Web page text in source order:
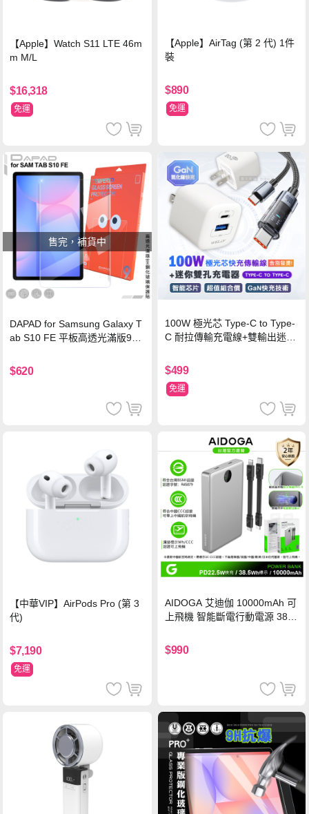
【Apple】Watch S11 LTE 46m
m M/L
$16,318
免運
【Apple】AirTag (第 2 代) 1件
裝
$890
免運
售完，補貨中
DAPAD for Samsung Galaxy T
ab S10 FE 平板高透光滿版9H
$620
100W 極光芯 Type-C to Type-
C 耐拉傳輸充電線+雙輸出迷你
$499
免運
【中華VIP】AirPods Pro (第 3
代)
$7,190
免運
AIDOGA 艾迪伽 10000mAh 可
上飛機 智能斷電行動電源 38.5
灣BSMI/中國CCC/歐美CE/FCC
認證
$990